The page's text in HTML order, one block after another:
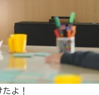
よ！